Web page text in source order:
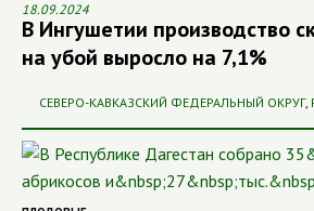
18.09.2024
В Ингушетии производство
на убой выросло на 7,1%
СЕВЕРО-КАВКАЗСКИЙ ФЕДЕРАЛЬНЫЙ ОКРУГ,